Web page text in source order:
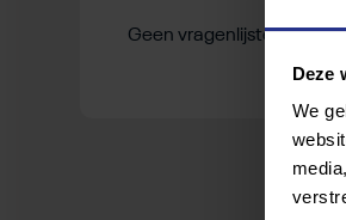
Deze
We
Geen vragenlijsten